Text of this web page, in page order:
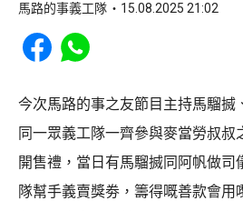
馬路的事義工隊 15.08.2025 21:02
Share to Facebook
Share to WhatsApp
今次馬路的事之友節目主持馬騮搣
同一眾義工隊一齊參與麥當勞叔
開售禮，當日有馬騮搣同阿帆做司
隊幫手義賣獎劵，籌得嘅善款會用